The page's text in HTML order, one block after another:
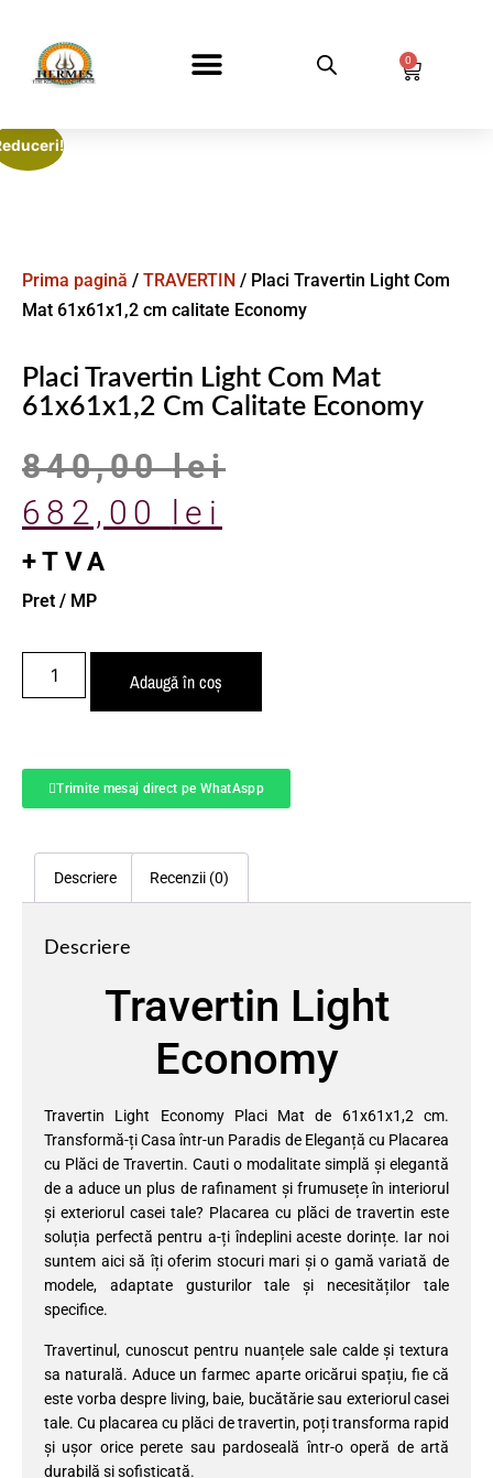
0
Prima pagină / TRAVERTIN / Placi Travertin Light Com
Mat 61x61x1,2 cm calitate Economy
Placi Travertin Light Com Mat
61x61x1,2 Cm Calitate Economy
840,00lei
682,00
lei
+TVA
Pret / MP
Adaugă în coș
Trimite mesaj direct pe WhatAspp
Descriere Recenzii (0)
Descriere
Travertin Light
Economy
Travertin Light Economy Placi Mat de 61x61x1,2 cm.
Transformă-ți Casa într-un Paradis de Eleganță cu Placarea
cu Plăci de Travertin. Cauti o modalitate simplă și elegantă
de a aduce un plus de rafinament și frumusețe în interiorul
și exteriorul casei tale? Placarea cu plăci de travertin este
soluția perfectă pentru a-ți îndeplini aceste dorințe. Iar noi
suntem aici să îți oferim stocuri mari și o gamă variată de
modele, adaptate gusturilor tale și necesităților tale
specifice.
Travertinul, cunoscut pentru nuanțele sale calde și textura
sa naturală. Aduce un farmec aparte oricărui spațiu, fie că
este vorba despre living, baie, bucătărie sau exteriorul casei
tale. Cu placarea cu plăci de travertin, poți transforma rapid
și ușor orice perete sau pardoseală într-o operă de artă
durabilă și sofisticată.